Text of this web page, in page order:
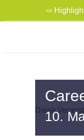
to
⇨
Diese
10.